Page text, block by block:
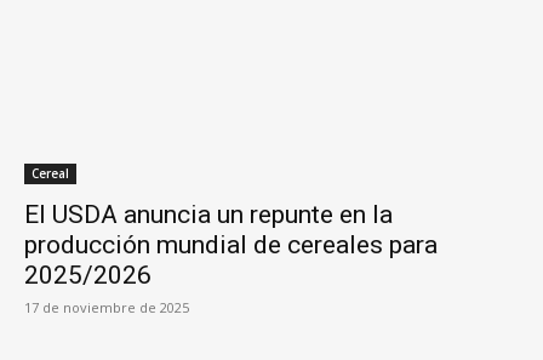
Cereal
El USDA anuncia un repunte en la
producción mundial de cereales para
2025/2026
17 de noviembre de 2025